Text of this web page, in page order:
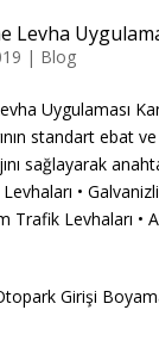
Levha
| Blog
Uygulaması
standart ebat
sağlayarak
•
Trafik Levhaları •